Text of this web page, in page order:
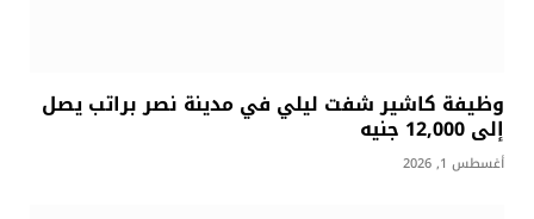
وظيفة كاشير شفت ليلي في مدينة نصر براتب يصل
إلى 12,000 جنيه
أغسطس 1, 2026